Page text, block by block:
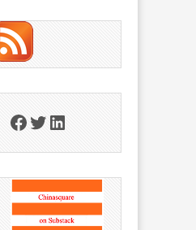
Facebook
Twitter
LinkedIn